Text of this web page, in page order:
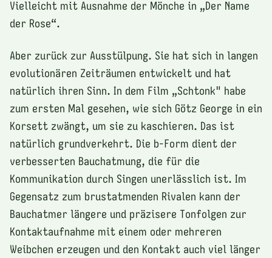
Vielleicht mit Ausnahme der Mönche in „Der Name
der Rose“.
Aber zurück zur Ausstülpung. Sie hat sich in langen
evolutionären Zeiträumen entwickelt und hat
natürlich ihren Sinn. In dem Film „Schtonk" habe
zum ersten Mal gesehen, wie sich Götz George in ein
Korsett zwängt, um sie zu kaschieren. Das ist
natürlich grundverkehrt. Die b-Form dient der
verbesserten Bauchatmung, die für die
Kommunikation durch Singen unerlässlich ist. Im
Gegensatz zum brustatmenden Rivalen kann der
Bauchatmer längere und präzisere Tonfolgen zur
Kontaktaufnahme mit einem oder mehreren
Weibchen erzeugen und den Kontakt auch viel länger